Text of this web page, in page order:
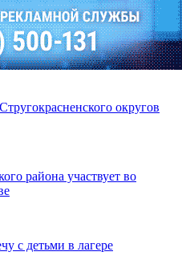
округов
района участвует во
с детьми в лагере